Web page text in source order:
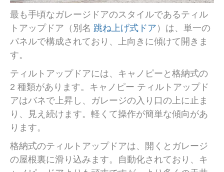
最も手頃なガレージドアのスタイルであるティル
トアップドア（別名 跳ね上げ式ドア ）は、単一の
パネルで構成されており、上向きに傾けて開きま
す。
ティルトアップドアには、キャノピーと格納式の
2 種類があります。キャノピー ティルトアップド
アはバネで上昇し、ガレージの入り口の上に止ま
り、見え続けます。軽くて操作が簡単な傾向があ
ります。
格納式のティルトアップドアは、開くとガレージ
の屋根裏に滑り込みます。自動化されており、キ